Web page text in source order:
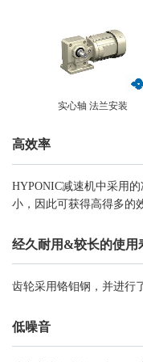
实心轴 法兰安装
高效率
HYPONIC减速机中采用
小，因此可获得高得多的
经久耐用&较长的使用
齿轮采用铬钼钢，并进行
低噪音